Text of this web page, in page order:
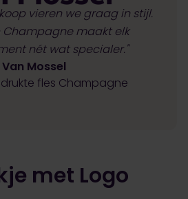
vieren we graag in stijl.
Champagne maakt elk
nét wat specialer."
Van Mossel
fles Champagne
met Logo